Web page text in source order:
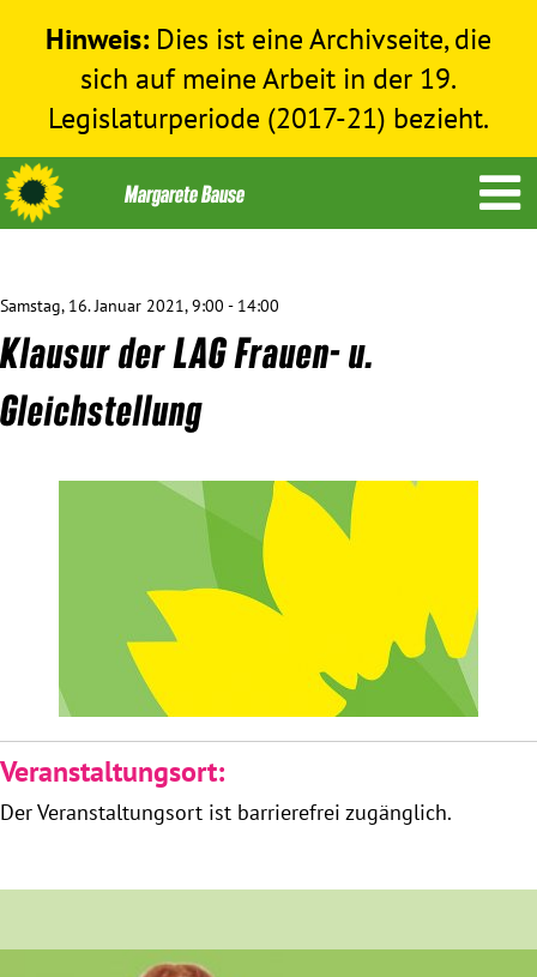
Hinweis: Dies ist eine Archivseite, die
sich auf meine Arbeit in der 19.
Legislaturperiode (2017-21) bezieht.
Themen
Menschenrechte
Bundestag 2017-2021
Obfrau im Ausschuss für Menschenrechte und
humanitäre Hilfe
Mein Abstimmungsverhalten
Ämter, Funktionen und Einkünfte
Besuch in Berlin
Praktikum
Patenschaftsprogramm
Samstag, 16. Januar 2021, 9:00 - 14:00
Klausur der LAG Frauen- u.
Gleichstellung
Veranstaltungsort:
Der Veranstaltungsort ist barrierefrei zugänglich.